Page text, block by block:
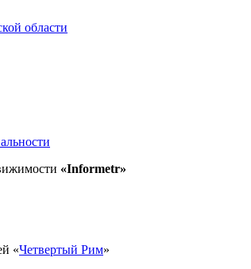
области
«Informetr»
«Четвертый Рим»